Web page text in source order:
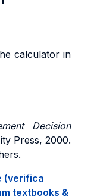
calculator in
Decision
Press, 2000.
(verifica
textbooks &